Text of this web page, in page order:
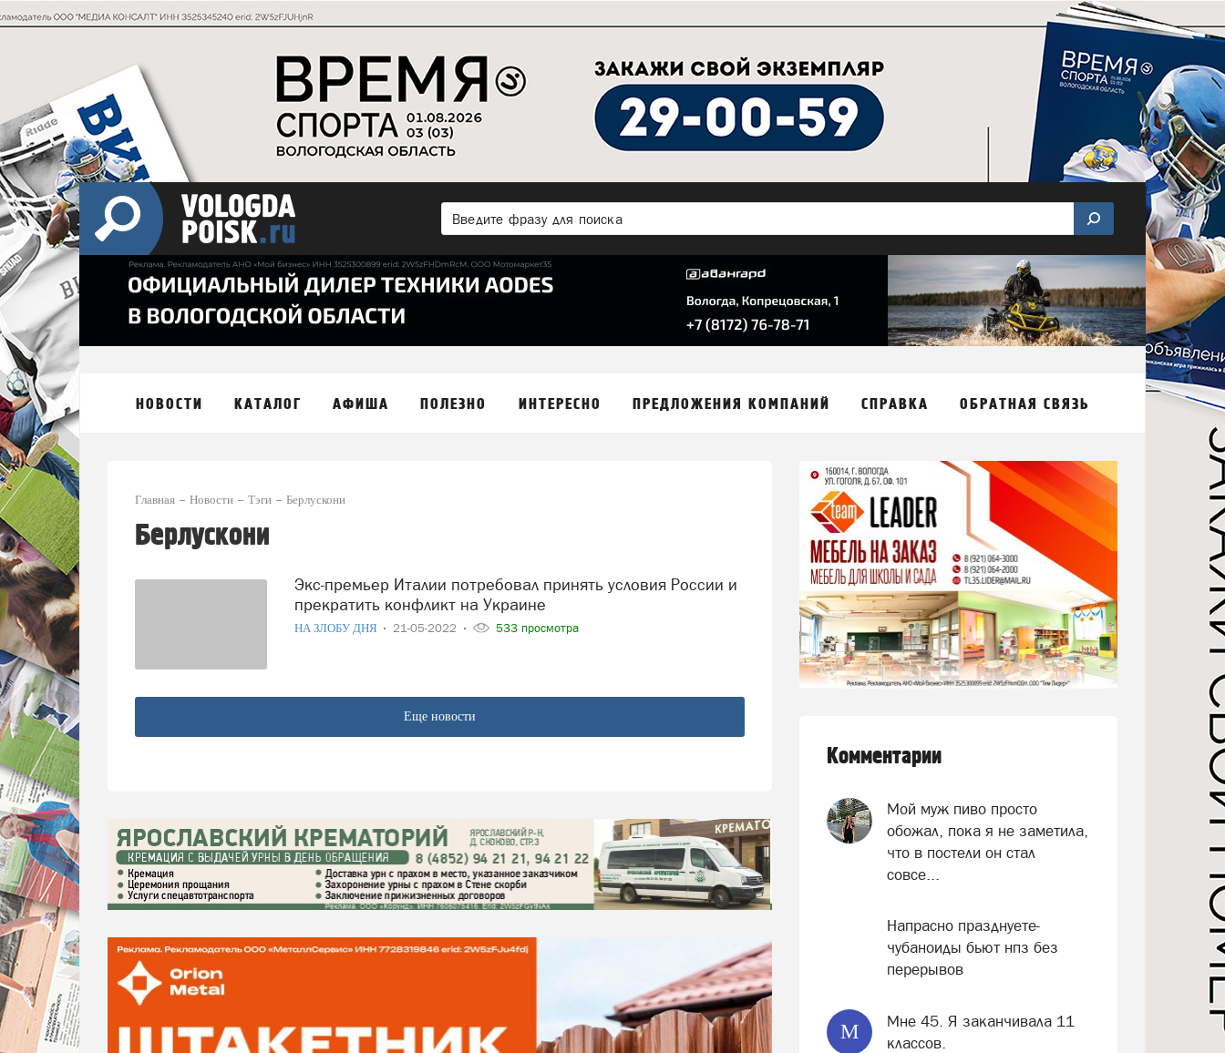
НОВОСТИ КАТАЛОГ АФИША ПОЛЕЗНО ИНТЕРЕСНО ПРЕДЛОЖЕНИЯ КОМПАНИЙ СПРАВКА ОБРАТНАЯ СВЯЗЬ
Главная Новости Тэги Берлускони
Берлускони
Экс-премьер Италии потребовал принять условия России и
прекратить конфликт на Украине
НА ЗЛОБУ ДНЯ 21-05-2022 533 просмотра
Еще новости
Комментарии
Мой муж пиво просто
обожал, пока я не заметила,
что в постели он стал
совсе...
Напрасно празднуете-
чубаноиды бьют нпз без
перерывов
М
Мне 45. Я заканчивала 11
классов.